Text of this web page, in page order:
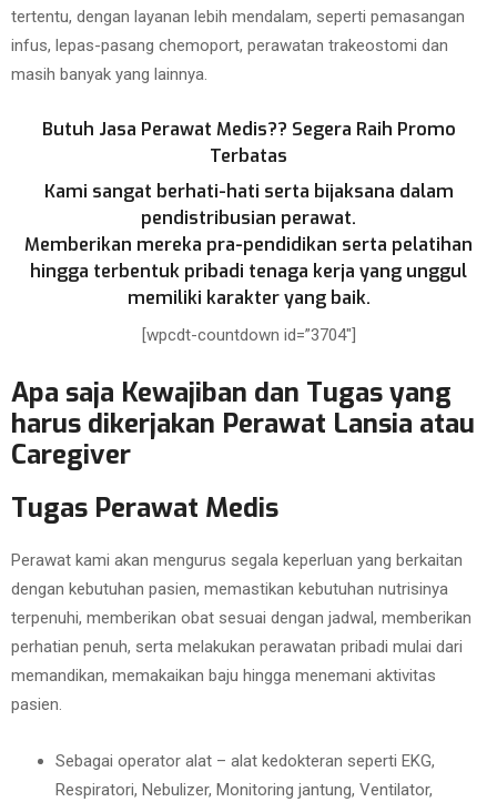
tertentu, dengan layanan lebih mendalam, seperti pemasangan
infus, lepas-pasang chemoport, perawatan trakeostomi dan
masih banyak yang lainnya.
Butuh Jasa Perawat Medis?? Segera Raih Promo
Terbatas
Kami sangat berhati-hati serta bijaksana dalam
pendistribusian perawat.
Memberikan mereka pra-pendidikan serta pelatihan
hingga terbentuk pribadi tenaga kerja yang unggul
memiliki karakter yang baik.
[wpcdt-countdown id=”3704″]
Apa saja Kewajiban dan Tugas yang
harus dikerjakan Perawat Lansia atau
Caregiver
Tugas Perawat Medis
Perawat kami akan mengurus segala keperluan yang berkaitan
dengan kebutuhan pasien, memastikan kebutuhan nutrisinya
terpenuhi, memberikan obat sesuai dengan jadwal, memberikan
perhatian penuh, serta melakukan perawatan pribadi mulai dari
memandikan, memakaikan baju hingga menemani aktivitas
pasien.
Sebagai operator alat – alat kedokteran seperti EKG,
Respiratori, Nebulizer, Monitoring jantung, Ventilator,